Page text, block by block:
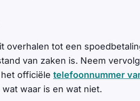
overhalen tot een
van zaken is. Neem
officiële telefoonnummer
waar is en wat niet.